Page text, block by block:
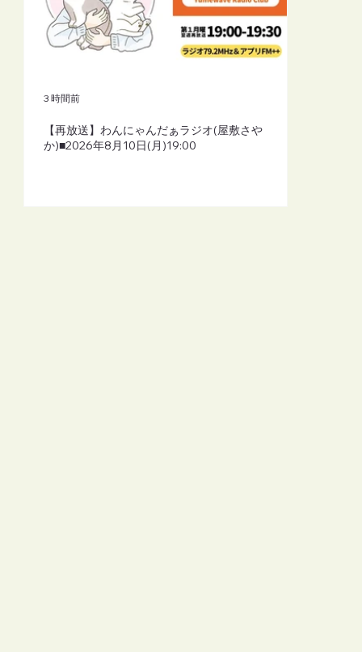
【再放送】わんにゃんだぁラジオ(屋敷さや
か)■2026年8月10日(月)19:00
3 時間前